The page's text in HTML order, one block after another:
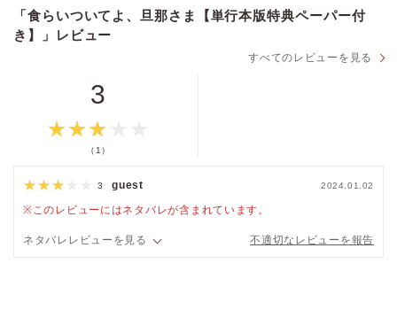
「食らいついてよ、旦那さま【単行本版特典ペーパー付
き】」レビュー
すべてのレビューを見る
3
（1）
3 guest 2024.01.02
※このレビューにはネタバレが含まれています。
ネタバレレビューを見る 不適切なレビューを報告